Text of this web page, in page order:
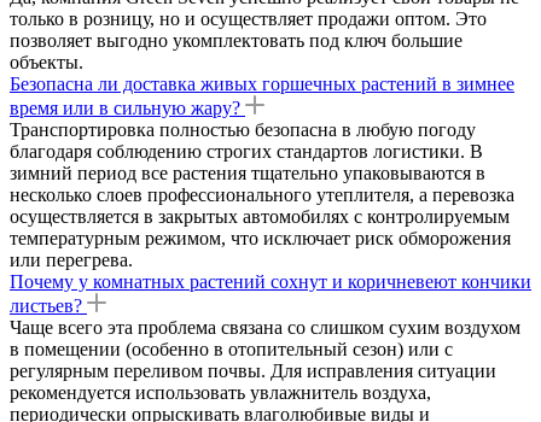
только в розницу, но и осуществляет продажи оптом. Это
позволяет выгодно укомплектовать под ключ большие
объекты.
Безопасна ли доставка живых горшечных растений в зимнее
время или в сильную жару?
Транспортировка полностью безопасна в любую погоду
благодаря соблюдению строгих стандартов логистики. В
зимний период все растения тщательно упаковываются в
несколько слоев профессионального утеплителя, а перевозка
осуществляется в закрытых автомобилях с контролируемым
температурным режимом, что исключает риск обморожения
или перегрева.
Почему у комнатных растений сохнут и коричневеют кончики
листьев?
Чаще всего эта проблема связана со слишком сухим воздухом
в помещении (особенно в отопительный сезон) или с
регулярным переливом почвы. Для исправления ситуации
рекомендуется использовать увлажнитель воздуха,
периодически опрыскивать влаголюбивые виды и